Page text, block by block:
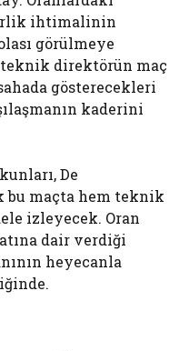
ihtimalinin
görülmeye
teknik direktörün maç
gösterecekleri
kaderini
De
bu maçta hem teknik
izleyecek. Oran
dair verdiği
heyecanla